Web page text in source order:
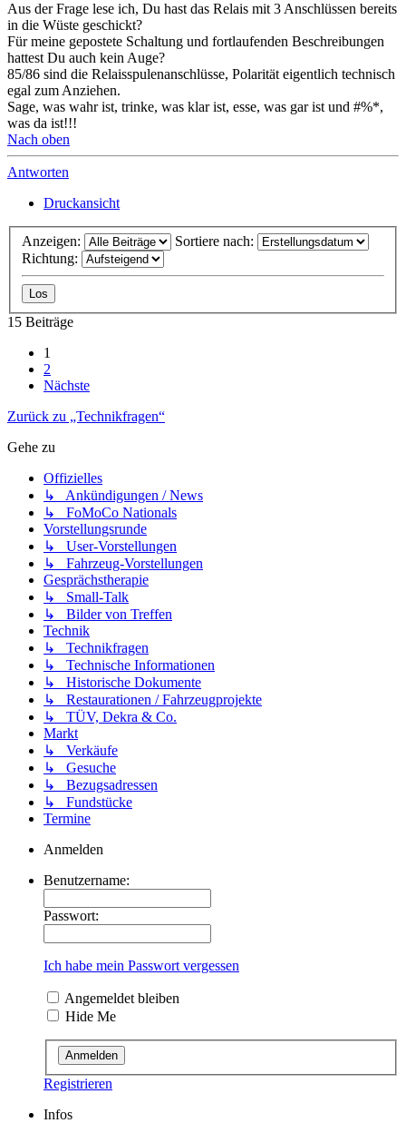
Aus der Frage lese ich, Du hast das Relais mit 3 Anschlüssen bereits
in die Wüste geschickt?
Für meine gepostete Schaltung und fortlaufenden Beschreibungen
hattest Du auch kein Auge?
85/86 sind die Relaisspulenanschlüsse, Polarität eigentlich technisch
egal zum Anziehen.
Sage, was wahr ist, trinke, was klar ist, esse, was gar ist und #%*,
was da ist!!!
Nach oben
Antworten
Druckansicht
Anzeigen:
Sortiere nach:
Richtung:
15 Beiträge
1
2
Nächste
Zurück zu „Technikfragen“
Gehe zu
Offizielles
↳ Ankündigungen / News
↳ FoMoCo Nationals
Vorstellungsrunde
↳ User-Vorstellungen
↳ Fahrzeug-Vorstellungen
Gesprächstherapie
↳ Small-Talk
↳ Bilder von Treffen
Technik
↳ Technikfragen
↳ Technische Informationen
↳ Historische Dokumente
↳ Restaurationen / Fahrzeugprojekte
↳ TÜV, Dekra & Co.
Markt
↳ Verkäufe
↳ Gesuche
↳ Bezugsadressen
↳ Fundstücke
Termine
Anmelden
Benutzername:
Passwort:
Ich habe mein Passwort vergessen
Angemeldet bleiben
Hide Me
Registrieren
Infos